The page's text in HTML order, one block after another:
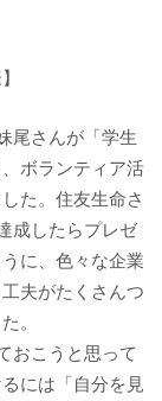
尾さんが「学生
ボランティア活
た。住友生命さ
成したらプレゼ
に、色々な企業
夫がたくさんつ
。
おこうと思って
には「自分を見